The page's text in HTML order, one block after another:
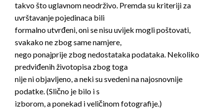
takvo što uglavnom neodrživo. Premda su kriteriji za
uvrštavanje pojedinaca bili
formalno utvrđeni, oni se nisu uvijek mogli poštovati,
svakako ne zbog same namjere,
nego ponajprije zbog nedostataka podataka. Nekoliko
predviđenih životopisa zbog toga
nije ni objavljeno, a neki su svedeni na najosnovnije
podatke. (Slično je bilo i s
izborom, a ponekad i veličinom fotografije.)